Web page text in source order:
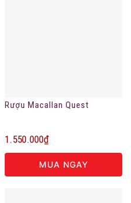
Rượu Macallan Quest
1.550.000₫
MUA NGAY